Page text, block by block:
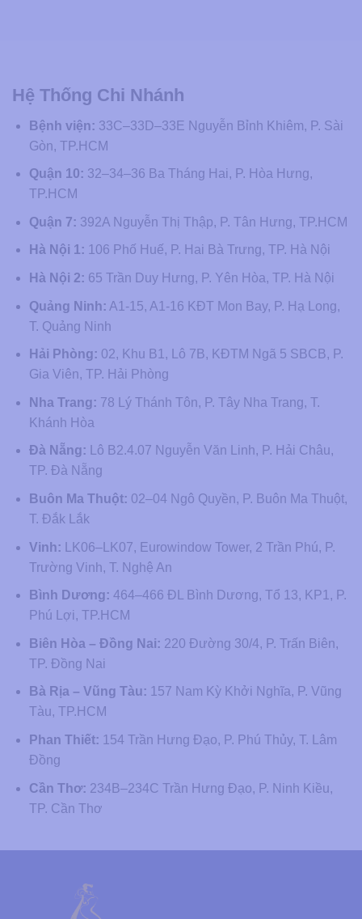
Hệ Thống Chi Nhánh
Bệnh viện: 33C–33D–33E Nguyễn Bỉnh Khiêm, P. Sài
Gòn, TP.HCM
Quận 10: 32–34–36 Ba Tháng Hai, P. Hòa Hưng,
TP.HCM
Quận 7: 392A Nguyễn Thị Thập, P. Tân Hưng, TP.HCM
Hà Nội 1: 106 Phố Huế, P. Hai Bà Trưng, TP. Hà Nội
Hà Nội 2: 65 Trần Duy Hưng, P. Yên Hòa, TP. Hà Nội
Quảng Ninh: A1-15, A1-16 KĐT Mon Bay, P. Hạ Long,
T. Quảng Ninh
Hải Phòng: 02, Khu B1, Lô 7B, KĐTM Ngã 5 SBCB, P.
Gia Viên, TP. Hải Phòng
Nha Trang: 78 Lý Thánh Tôn, P. Tây Nha Trang, T.
Khánh Hòa
Đà Nẵng: Lô B2.4.07 Nguyễn Văn Linh, P. Hải Châu,
TP. Đà Nẵng
Buôn Ma Thuột: 02–04 Ngô Quyền, P. Buôn Ma Thuột,
T. Đắk Lắk
Vinh: LK06–LK07, Eurowindow Tower, 2 Trần Phú, P.
Trường Vinh, T. Nghệ An
Bình Dương: 464–466 ĐL Bình Dương, Tổ 13, KP1, P.
Phú Lợi, TP.HCM
Biên Hòa – Đồng Nai: 220 Đường 30/4, P. Trấn Biên,
TP. Đồng Nai
Bà Rịa – Vũng Tàu: 157 Nam Kỳ Khởi Nghĩa, P. Vũng
Tàu, TP.HCM
Phan Thiết: 154 Trần Hưng Đạo, P. Phú Thủy, T. Lâm
Đồng
Cần Thơ: 234B–234C Trần Hưng Đạo, P. Ninh Kiều,
TP. Cần Thơ